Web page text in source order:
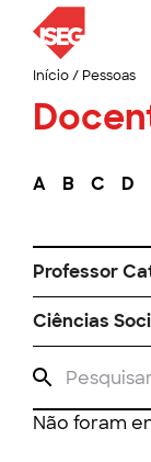
Início/ Pessoas
A B C D
Professor
Ciências
Não foram